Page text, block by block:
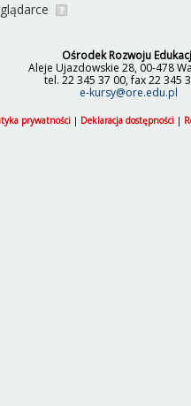
Ośrodek Rozwoju
Aleje Ujazdowskie 28, 00-478
tel. 22 345 37 00, fax 22 345
e-kursy@ore.edu.pl
prywatności | Deklaracja dostępności |